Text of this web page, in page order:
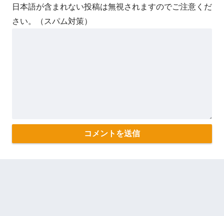
日本語が含まれない投稿は無視されますのでご注意くだ
さい。（スパム対策）